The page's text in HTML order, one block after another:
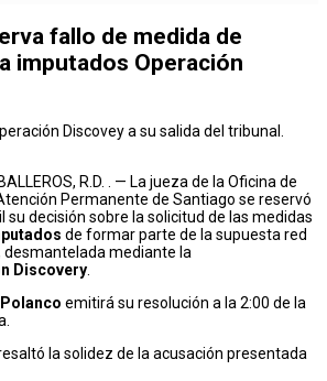
fallo de medida de
imputados Operación
Discovey a su salida del tribunal.
R.D. . — La jueza de la Oficina de
Permanente de Santiago se reservó
su decisión sobre la solicitud de las medidas
de formar parte de la supuesta red
desmantelada mediante la
Discovery
emitirá su resolución a la 2:00 de la
la solidez de la acusación presentada